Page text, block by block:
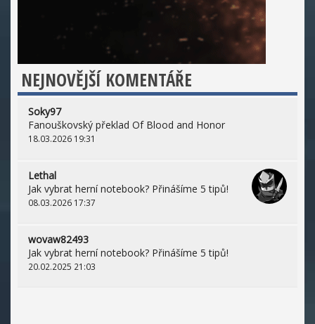
NEJNOVĚJŠÍ KOMENTÁŘE
Soky97
Fanouškovský překlad Of Blood and Honor
18.03.2026 19:31
Lethal
Jak vybrat herní notebook? Přinášíme 5 tipů!
08.03.2026 17:37
wovaw82493
Jak vybrat herní notebook? Přinášíme 5 tipů!
20.02.2025 21:03